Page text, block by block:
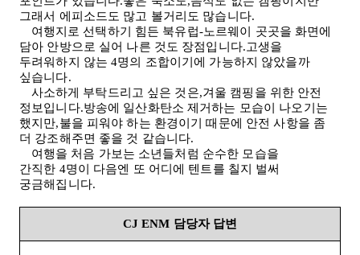
그래서 에피소드도 많고 볼거리도 많습니다.
여행지로 선택하기 힘든 북유럽-노르웨이 곳곳을 화면에
담아 안방으로 실어 나른 것도 장점입니다.고생을
두려워하지 않는 4명의 조합이기에 가능하지 않았을까
싶습니다.
사소하게 부탁드리고 싶은 것은,겨울 캠핑을 위한 안전
정보입니다.방송에 일산화탄소 제거하는 모습이 나오기는
했지만,불을 피워야 하는 환경이기 때문에 안전 사항을 좀
더 강조해주면 좋을 것 같습니다.
여행을 처음 가보는 소년들처럼 순수한 모습을
간직한 4명이 다음엔 또 어디에 텐트를 칠지 벌써
궁금해집니다.
CJ ENM 담당자 답변